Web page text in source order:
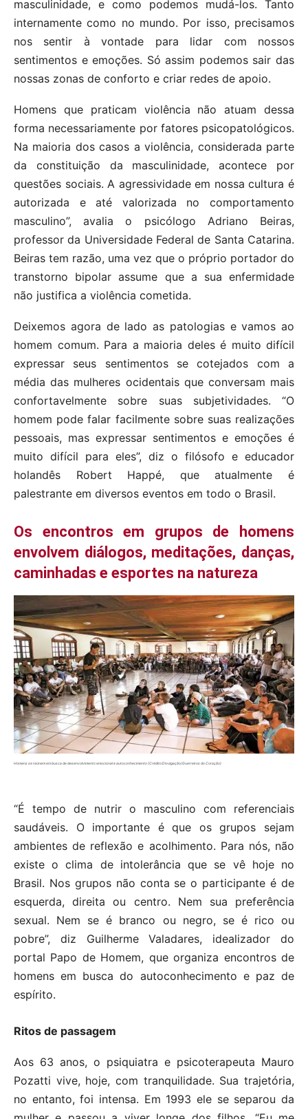
masculinidade, e como podemos mudá-los. Tanto
internamente como no mundo. Por isso, precisamos
nos sentir à vontade para lidar com nossos
sentimentos e emoções. Só assim podemos sair das
nossas zonas de conforto e criar redes de apoio.
Homens que praticam violência não atuam dessa
forma necessariamente por fatores psicopatológicos.
Na maioria dos casos a violência, considerada parte
da constituição da masculinidade, acontece por
questões sociais. A agressividade em nossa cultura é
autorizada e até valorizada no comportamento
masculino”, avalia o psicólogo Adriano Beiras,
professor da Universidade Federal de Santa Catarina.
Beiras tem razão, uma vez que o próprio portador do
transtorno bipolar assume que a sua enfermidade
não justifica a violência cometida.
Deixemos agora de lado as patologias e vamos ao
homem comum. Para a maioria deles é muito difícil
expressar seus sentimentos se cotejados com a
média das mulheres ocidentais que conversam mais
confortavelmente sobre suas subjetividades. “O
homem pode falar facilmente sobre suas realizações
pessoais, mas expressar sentimentos e emoções é
muito difícil para eles”, diz o filósofo e educador
holandês Robert Happé, que atualmente é
palestrante em diversos eventos em todo o Brasil.
Os encontros em grupos de homens
envolvem diálogos, meditações, danças,
caminhadas e esportes na natureza
Homens se reúnem em busca de desenvolvimento emocional e autoconhecimento (Crédito:Divulgação/Guerreiros do Coração)
“É tempo de nutrir o masculino com referenciais
saudáveis. O importante é que os grupos sejam
ambientes de reflexão e acolhimento. Para nós, não
existe o clima de intolerância que se vê hoje no
Brasil. Nos grupos não conta se o participante é de
esquerda, direita ou centro. Nem sua preferência
sexual. Nem se é branco ou negro, se é rico ou
pobre”, diz Guilherme Valadares, idealizador do
portal Papo de Homem, que organiza encontros de
homens em busca do autoconhecimento e paz de
espírito.
Ritos de passagem
Aos 63 anos, o psiquiatra e psicoterapeuta Mauro
Pozatti vive, hoje, com tranquilidade. Sua trajetória,
no entanto, foi intensa. Em 1993 ele se separou da